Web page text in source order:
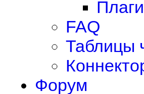
FAQ
Таблицы
Форум